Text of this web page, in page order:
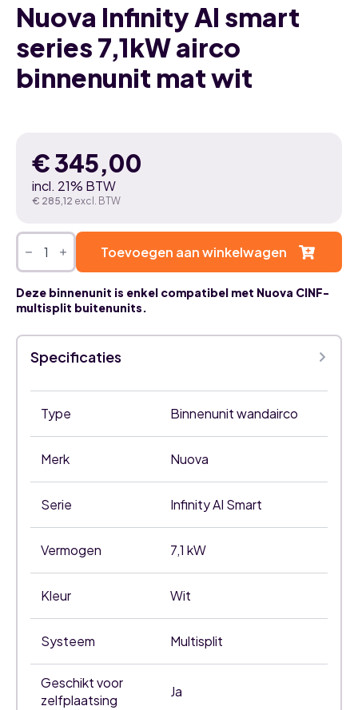
Nuova Infinity AI smart
series 7,1kW airco
binnenunit mat wit
€345,00
incl. 21% BTW
€ 285,12 excl. BTW
Nuova
Infinity
smart
series
7,1kW
airco
mat
wit
aantal
Toevoegen aan winkelwagen
Deze binnenunit is enkel compatibel met Nuova CINF-
multisplit buitenunits.
Specificaties
Type Binnenunit wandairco
Merk Nuova
Serie Infinity AI Smart
Vermogen 7,1 kW
Kleur Wit
Systeem Multisplit
Geschikt voor
zelfplaatsing
Ja